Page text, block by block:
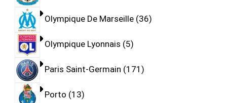
Olympique De Marseille 36
Olympique Lyonnais 5
Paris Saint-Germain 171
Porto 13